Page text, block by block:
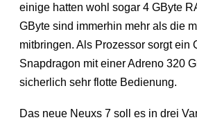
einige hatten wohl sogar 4 GByte
GByte sind immerhin mehr als die
mitbringen. Als Prozessor sorgt ein
Snapdragon mit einer Adreno 320
sicherlich sehr flotte Bedienung.
Das neue Neuxs 7 soll es in drei